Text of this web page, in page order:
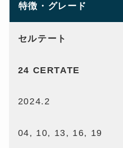
特徴・グレード
セルテート
24 CERTATE
2024.2
04, 10, 13, 16, 19